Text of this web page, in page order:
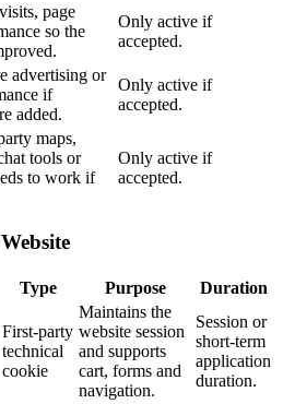
page
so the
Only active if
accepted.
advertising or
if
added.
Only active if
accepted.
maps,
tools or
to work if
Only active if
accepted.
Type Purpose Duration
First-party
technical
cookie
Maintains the
website session
and supports
cart, forms and
navigation.
Session or
short-term
application
duration.